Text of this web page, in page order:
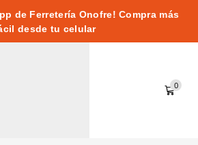
de Ferretería Onofre! Compra más
desde tu celular
0